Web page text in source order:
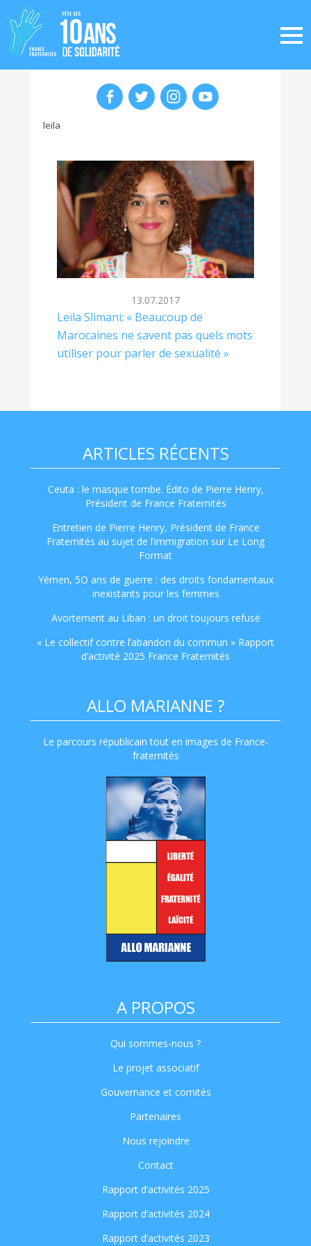
leila
13.07.2017
Leïla Slimani: « Beaucoup de
Marocaines ne savent pas quels mots
utiliser pour parler de sexualité »
ARTICLES RÉCENTS
Ceuta : le masque tombe. Édito de Pierre Henry,
Président de France Fraternités
Entretien de Pierre Henry, Président de France
Fraternités au sujet de l’immigration sur Le Long
Format
Yémen, 5O ans de guerre : des droits fondamentaux
inexistants pour les femmes
Avortement au Liban : un droit toujours refusé
« Le collectif contre l’abandon du commun » Rapport
d’activité 2025 France Fraternités
ALLO MARIANNE ?
Le parcours républicain tout en images de France-
fraternités
A PROPOS
Qui sommes-nous ?
Le projet associatif
Gouvernance et comités
Partenaires
Nous rejoindre
Contact
Rapport d’activités 2025
Rapport d’activités 2024
Rapport d’activités 2023